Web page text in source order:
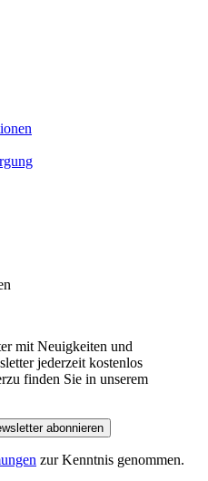
mit Neuigkeiten und
jederzeit kostenlos
finden Sie in unserem
abonnieren
zur Kenntnis genommen.